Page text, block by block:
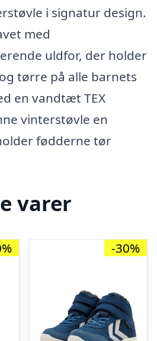
i signatur design.
med
uldfor, der holder
tørre på alle barnets
en vandtæt TEX
vinterstøvle en
fødderne tør
varer
-30%